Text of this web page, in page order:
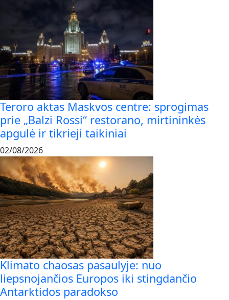
Teroro aktas Maskvos centre: sprogimas
prie „Balzi Rossi“ restorano, mirtininkės
apgulė ir tikrieji taikiniai
02/08/2026
Klimato chaosas pasaulyje: nuo
liepsnojančios Europos iki stingdančio
Antarktidos paradokso